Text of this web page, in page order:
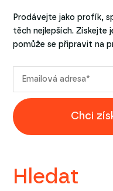
Prodávejte jako profík,
těch nejlepších. Získejte
pomůže se připravit na
Hledat